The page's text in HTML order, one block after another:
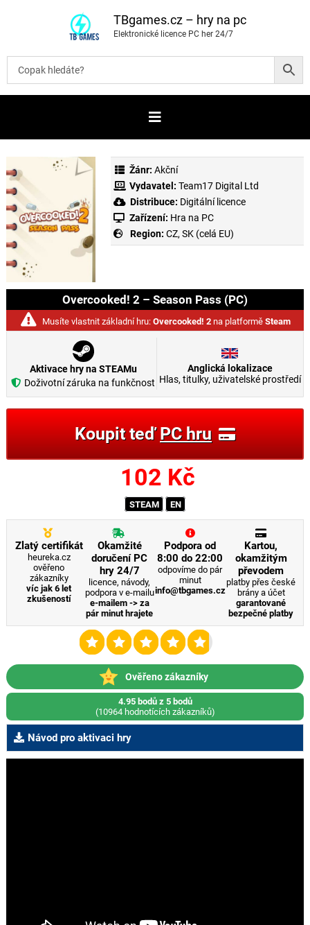
t
b
TBgames.cz – hry na pc
Elektronické licence PC her 24/7
Žánr: Akční
Vydavatel: Team17 Digital Ltd
Distribuce: Digitální licence
Zařízení: Hra na PC
Region: CZ, SK (celá EU)
Overcooked! 2 – Season Pass (PC)
Musíte vlastnit základní hru: Overcooked! 2 na platformě Steam
Aktivace hry na STEAMu
Doživotní záruka na funkčnost
Anglická lokalizace
Hlas, titulky, uživatelské prostředí
Koupit teďPC hru
102 Kč
STEAM EN
Zlatý certifikát
heureka.cz
ověřeno
zákazníky
víc jak 6 let
zkušeností
Okamžité
doručení PC
hry 24/7
licence, návody,
podpora v e-mailu
e-mailem -> za
pár minut hrajete
Podpora od
8:00 do 22:00
odpovíme do pár
minut
info@tbgames.cz
Kartou,
okamžitým
převodem
platby přes české
brány a účet
garantované
bezpečné platby
Ověřeno zákazníky
4.95 bodů z 5 bodů
(10964 hodnotících zákazníků)
Návod pro aktivaci hry